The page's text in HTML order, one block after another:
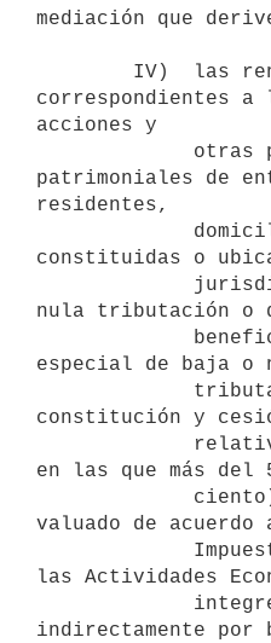
mediación que
correspondientes
acciones y
patrimoniales de
residentes,
constituidas o
nula tributación o
especial de baja o
constitución y
en las que más del
valuado de acuerdo
las Actividades
indirectamente por